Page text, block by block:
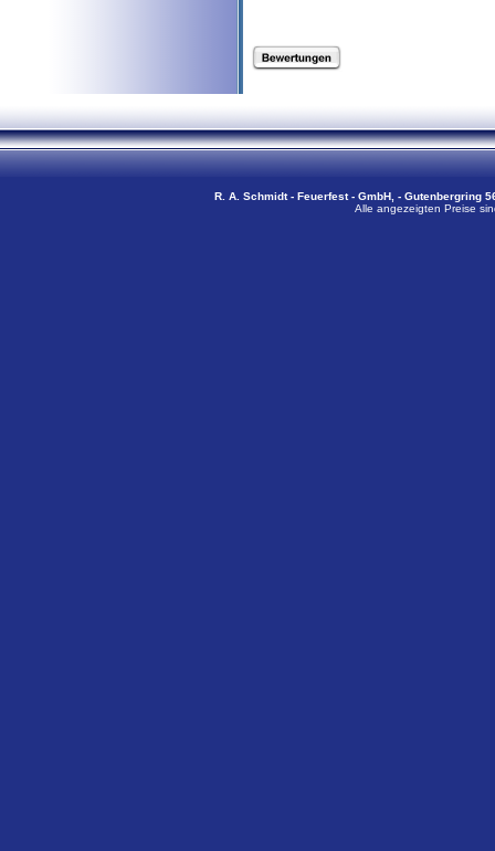
R. A. Schmidt - Feuerfest - GmbH, - Gutenbergring
Alle angezeigten Preise